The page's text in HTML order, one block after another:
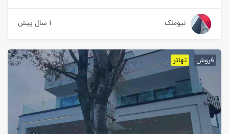
نیوملک 1 سال پیش
فروش تهاتر